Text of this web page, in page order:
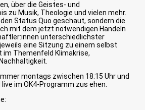
über die Geistes- und
zu Musik, Theologie und vielen mehr.
Status Quo geschaut, sondern die
mit dem jetzt notwendigen Handeln
unterschiedlichster
eine Sitzung zu einem selbst
Themenfeld Klimakrise,
montags zwischen 18:15 Uhr und
im OK4-Programm zus ehen.